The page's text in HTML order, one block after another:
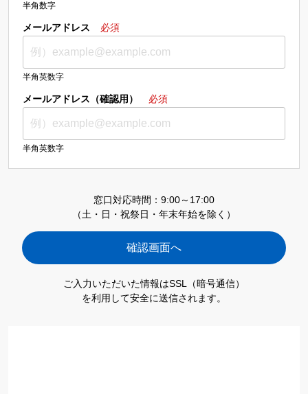
半角数字
メールアドレス 必須
半角英数字
メールアドレス（確認用） 必須
半角英数字
窓口対応時間：9:00～17:00
（土・日・祝祭日・年末年始を除く）
ご入力いただいた情報はSSL（暗号通信）
を利用して安全に送信されます。